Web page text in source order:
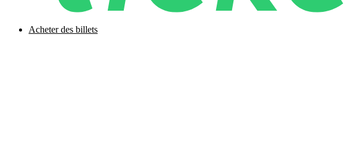
Acheter des billets